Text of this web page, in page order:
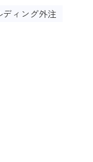
ディング外注